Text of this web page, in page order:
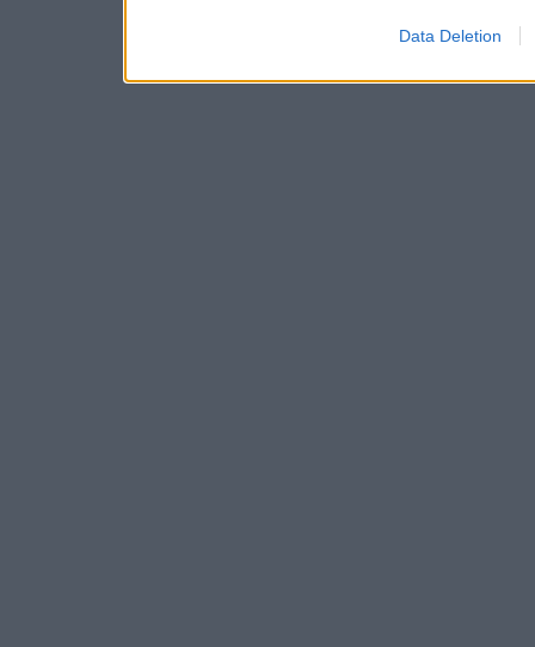
Data Deletion